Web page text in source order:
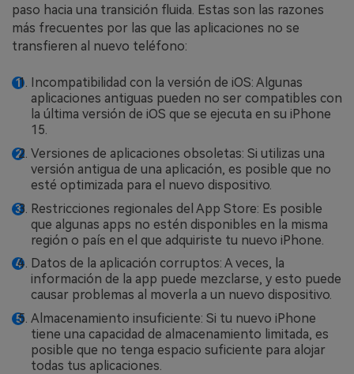
paso hacia una transición fluida. Estas son las razones
más frecuentes por las que las aplicaciones no se
transfieren al nuevo teléfono:
Incompatibilidad con la versión de iOS: Algunas
aplicaciones antiguas pueden no ser compatibles con
la última versión de iOS que se ejecuta en su iPhone
15.
Versiones de aplicaciones obsoletas: Si utilizas una
versión antigua de una aplicación, es posible que no
esté optimizada para el nuevo dispositivo.
Restricciones regionales del App Store: Es posible
que algunas apps no estén disponibles en la misma
región o país en el que adquiriste tu nuevo iPhone.
Datos de la aplicación corruptos: A veces, la
información de la app puede mezclarse, y esto puede
causar problemas al moverla a un nuevo dispositivo.
Almacenamiento insuficiente: Si tu nuevo iPhone
tiene una capacidad de almacenamiento limitada, es
posible que no tenga espacio suficiente para alojar
todas tus aplicaciones.